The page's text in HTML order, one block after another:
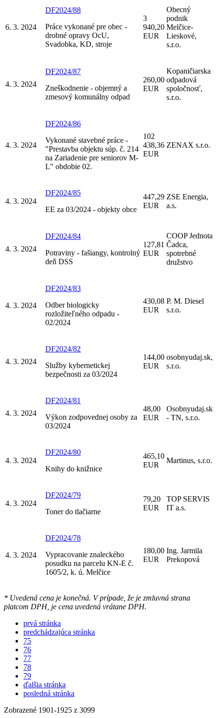
6. 3. 2024
DF2024/88
Práce vykonané pre obec -
drobné opravy OcU,
Svadobka, KD, stroje
3
940,20
EUR
Obecný
podnik
Melčice-
Lieskové,
s.r.o.
4. 3. 2024
DF2024/87
Zneškodnenie - objemný a
zmesový komunálny odpad
260,00
EUR
Kopaničiarska
odpadová
spoločnosť,
s.r.o.
4. 3. 2024
DF2024/86
Vykonané stavebné práce -
"Prestavba objektu súp. č. 214
na Zariadenie pre seniorov M-
L" obdobie 02.
102
438,36
EUR
ZENAX s.r.o.
4. 3. 2024
DF2024/85
EE za 03/2024 - objekty obce
447,29
EUR
ZSE Energia,
a.s.
4. 3. 2024
DF2024/84
Potraviny - fašiangy, kontrolný
deň DSS
127,81
EUR
COOP Jednota
Čadca,
spotrebné
družstvo
4. 3. 2024
DF2024/83
Odber biologicky
rozložiteľného odpadu -
02/2024
430,08
EUR
P. M. Diesel
s.r.o.
4. 3. 2024
DF2024/82
Služby kybernetickej
bezpečnosti za 03/2024
144,00
EUR
osobnyudaj.sk,
s.r.o.
4. 3. 2024
DF2024/81
Výkon zodpovednej osoby za
03/2024
48,00
EUR
Osobnyudaj.sk
- TN, s.r.o.
4. 3. 2024
DF2024/80
Knihy do knižnice
465,10
EUR
Martinus, s.r.o.
4. 3. 2024
DF2024/79
Toner do tlačiarne
79,20
EUR
TOP SERVIS
IT a.s.
4. 3. 2024
DF2024/78
Vypracovanie znaleckého
posudku na parcelu KN-E č.
1605/2, k. ú. Melčice
180,00
EUR
Ing. Jarmila
Prekopová
* Uvedená cena je konečná. V prípade, že je zmluvná strana
platcom DPH, je cena uvedená vrátane DPH.
prvá stránka
predchádzajúca stránka
75
76
77
78
79
ďalšia stránka
posledná stránka
Zobrazené 1901-1925 z 3099